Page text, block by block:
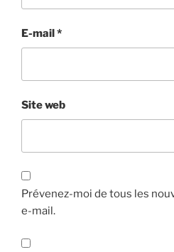
E-mail*
Site web
Prévenez-moi de tous les
e-mail.